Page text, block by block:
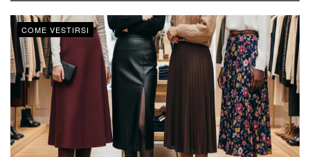
COME VESTIRSI